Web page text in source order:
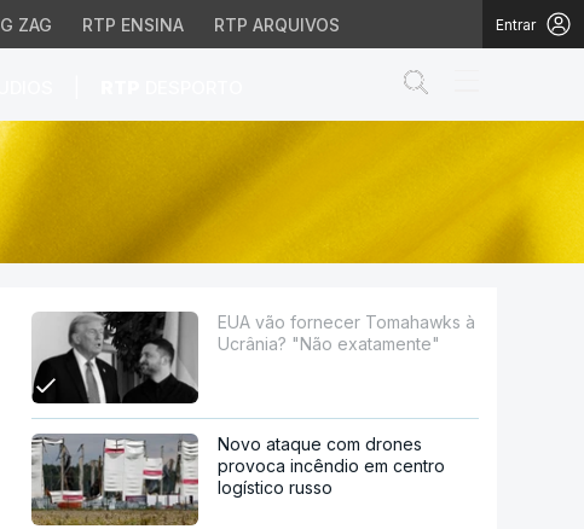
ZAG RTP ENSINA RTP ARQUIVOS Entrar
exatamente"
EUA vão fornecer Tomahawks à
Ucrânia? "Não exatamente"
Novo ataque com drones
provoca incêndio em centro
logístico russo